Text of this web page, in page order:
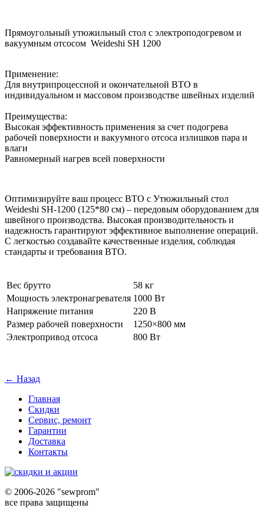
Прямоугольный утюжильный стол с электроподогревом и
вакуумным отсосом Weideshi SH 1200
Применение:
Для внутрипроцессной и окончательной ВТО в
индивидуальном и массовом производстве швейных изделий
Преимущества:
Высокая эффективность применения за счет подогрева
рабочей поверхности и вакуумного отсоса излишков пара и
влаги
Равномерный нагрев всей поверхности
Оптимизируйте ваш процесс ВТО с Утюжильный стол
Weideshi SH-1200 (125*80 см) – передовым оборудованием для
швейного производства. Высокая производительность и
надежность гарантируют эффективное выполнение операций.
С легкостью создавайте качественные изделия, соблюдая
стандарты и требования ВТО.
Вес брутто
58 кг
Мощность электронагревателя 1000 Вт
Напряжение питания
220 В
Размер рабочей поверхности
1250×800 мм
Электропривод отсоса
800 Вт
← Назад
Главная
Скидки
Сервис, ремонт
Гарантии
Доставка
Контакты
© 2006-2026 "sewprom"
все права защищены